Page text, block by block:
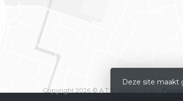
Copyright 2026 © A.T.V. Berkenrode -
Deze site maakt